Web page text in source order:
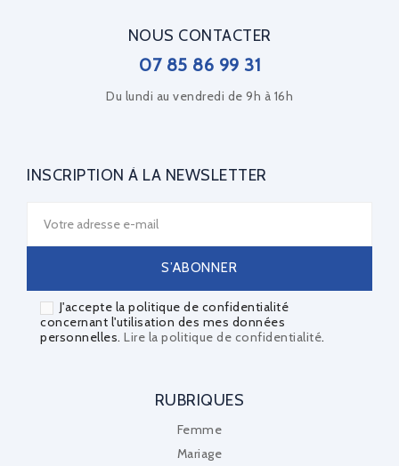
NOUS CONTACTER
07 85 86 99 31
Du lundi au vendredi de 9h à 16h
INSCRIPTION À LA NEWSLETTER
J'accepte la politique de confidentialité
concernant l'utilisation des mes données
personnelles. Lire la politique de confidentialité.
RUBRIQUES
Femme
Mariage